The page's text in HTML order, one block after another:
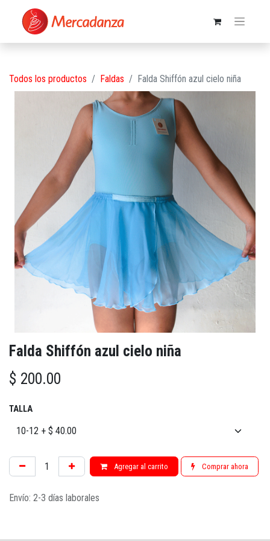
Todos los productos Faldas Falda Shiffón azul cielo niña
Falda Shiffón azul cielo niña
$ 200.00
TALLA
Agregar al carrito Comprar ahora
Envío: 2-3 días laborales